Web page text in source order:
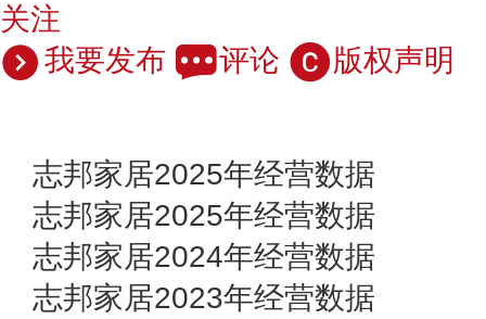
关注
我要发布
评论 版权声明
志邦家居2025年经营数据
志邦家居2025年经营数据
志邦家居2024年经营数据
志邦家居2023年经营数据